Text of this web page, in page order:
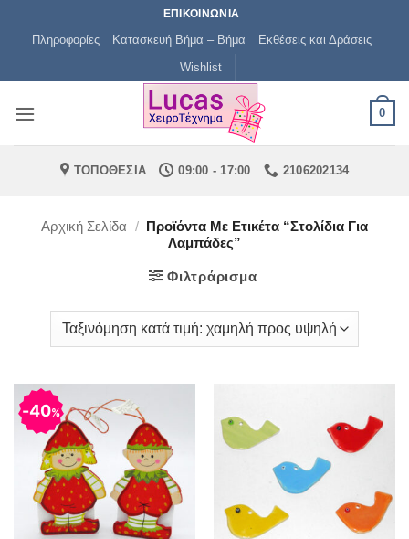
ΕΠΙΚΟΙΝΩΝΙΑ
Πληροφορίες Κατασκευή Βήμα – Βήμα
Εκθέσεις και Δράσεις
Wishlist
0
ΤΟΠΟΘΕΣΙΑ 09:00 - 17:00 2106202134
Αρχική Σελίδα / Προϊόντα Με Ετικέτα “στολίδια Για
Λαμπάδες”
Φιλτράρισμα
40%